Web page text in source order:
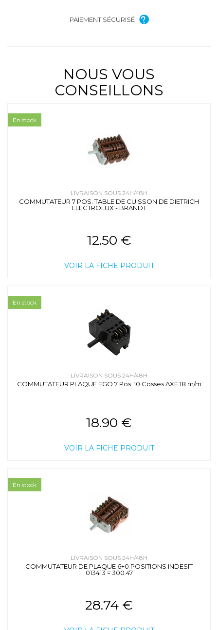
PAIEMENT SÉCURISÉ
NOUS VOUS
CONSEILLONS
LIVRAISON SOUS 24H/48H
COMMUTATEUR 7 POS. TABLE DE CUISSON DE DIETRICH
ELECTROLUX - BRANDT
12.50 €
VOIR LA FICHE PRODUIT
En stock
LIVRAISON SOUS 24H/48H
COMMUTATEUR PLAQUE EGO 7 Pos. 10 Cosses AXE 18 m/m
18.90 €
VOIR LA FICHE PRODUIT
En stock
LIVRAISON SOUS 24H/48H
COMMUTATEUR DE PLAQUE 6+0 POSITIONS INDESIT
013413 = 300.47
28.74 €
En stock